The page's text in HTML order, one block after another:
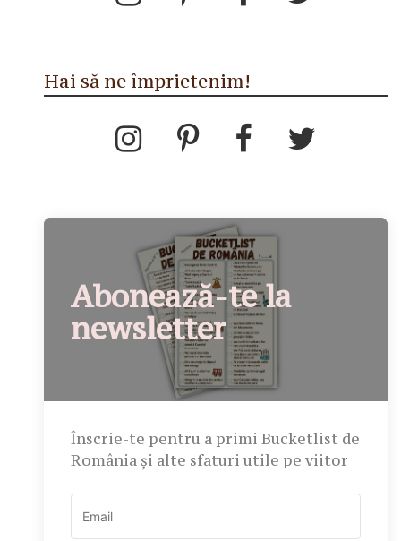
Hai să ne împrietenim!
Abonează-te la
newsletter
Înscrie-te pentru a primi Bucketlist de
România și alte sfaturi utile pe viitor